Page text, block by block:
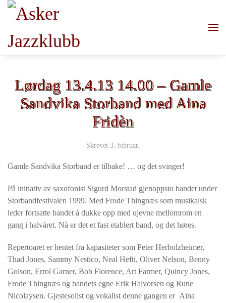
Lørdag 13.4.13 14.00 – Gamle
Sandvika Storband med Aina
Fridèn
Skrevet 3. februar.
Gamle Sandvika Storband er tilbake! … og det svinger!
På initiativ av saxofonist Sigurd Morstad gjenoppsto bandet under
Storbandfestivalen 1999. Med Frode Thingnæs som musikalsk
leder fortsatte bandet å dukke opp med ujevne mellomrom en
gang i halvåret. Nå er det et fast etablert band, og det høres.
Repertoaret er hentet fra kapasiteter som Peter Herbolzheimer,
Thad Jones, Sammy Nestico, Neal Hefti, Oliver Nelson, Benny
Golson, Errol Garner, Bob Florence, Art Farmer, Quincy Jones,
Frode Thingnæs og bandets egne Erik Halvorsen og Rune
Nicolaysen. Gjestesolist og vokalist denne gangen er Aina